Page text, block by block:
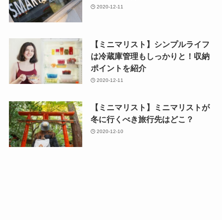
2020-12-11
【ミニマリスト】シンプルライフ
は冷蔵庫管理もしっかりと！収納
ポイントを紹介
2020-12-11
【ミニマリスト】ミニマリストが
冬に行くべき旅行先はどこ？
2020-12-10